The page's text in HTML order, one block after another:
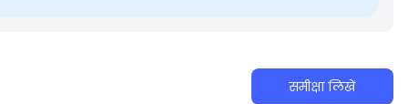
समीक्षा लिखें